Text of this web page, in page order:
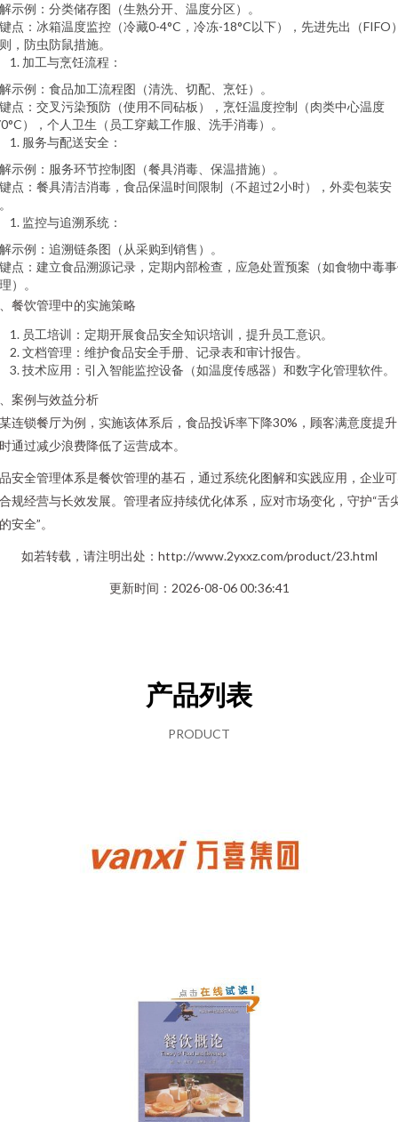
示例：分类储存图（生熟分开、温度分区）。
点：冰箱温度监控（冷藏0-4°C，冷冻-18°C以下），先进先出（FIFO
，防虫防鼠措施。
加工与烹饪流程：
示例：食品加工流程图（清洗、切配、烹饪）。
点：交叉污染预防（使用不同砧板），烹饪温度控制（肉类中心温度
），个人卫生（员工穿戴工作服、洗手消毒）。
服务与配送安全：
示例：服务环节控制图（餐具消毒、保温措施）。
点：餐具清洁消毒，食品保温时间限制（不超过2小时），外卖包装安
监控与追溯系统：
示例：追溯链条图（从采购到销售）。
点：建立食品溯源记录，定期内部检查，应急处置预案（如食物中毒
）。
餐饮管理中的实施策略
员工培训：定期开展食品安全知识培训，提升员工意识。
文档管理：维护食品安全手册、记录表和审计报告。
技术应用：引入智能监控设备（如温度传感器）和数字化管理软件。
案例与效益分析
连锁餐厅为例，实施该体系后，食品投诉率下降30%，顾客满意度提
通过减少浪费降低了运营成本。
安全管理体系是餐饮管理的基石，通过系统化图解和实践应用，企业
规经营与长效发展。管理者应持续优化体系，应对市场变化，守护“舌
安全”。
如若转载，请注明出处：http://www.2yxxz.com/product/23.html
更新时间：2026-08-06 00:36:41
产品列表
PRODUCT